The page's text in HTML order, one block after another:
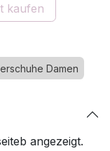
kaufen
Damen
angezeigt.